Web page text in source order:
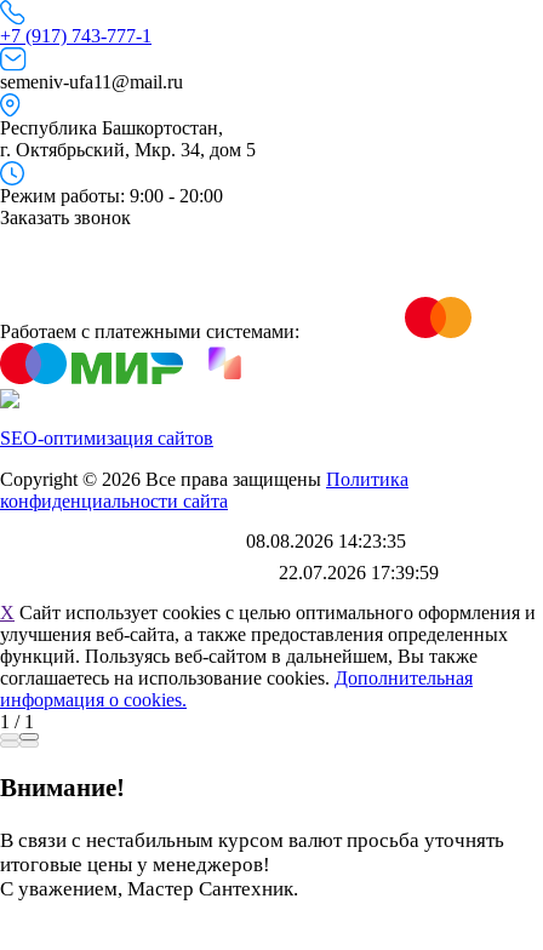
+7 (917) 743-777-1
semeniv-ufa11@mail.ru
Республика Башкортостан,
г. Октябрьский, Мкр. 34, дом 5
Режим работы: 9:00 - 20:00
Заказать звонок
Работаем с платежными системами:
SEO-оптимизация сайтов
Copyright © 2026 Все права защищены Политика
конфиденциальности сайта
08.08.2026 14:23:35
22.07.2026 17:39:59
X Сайт использует cookies с целью оптимального оформления и
улучшения веб-сайта, а также предоставления определенных
функций. Пользуясь веб-сайтом в дальнейшем, Вы также
соглашаетесь на использование cookies. Дополнительная
информация о cookies.
1 / 1
Внимание!
В связи с нестабильным курсом валют просьба уточнять
итоговые цены у менеджеров!
С уважением, Мастер Сантехник.